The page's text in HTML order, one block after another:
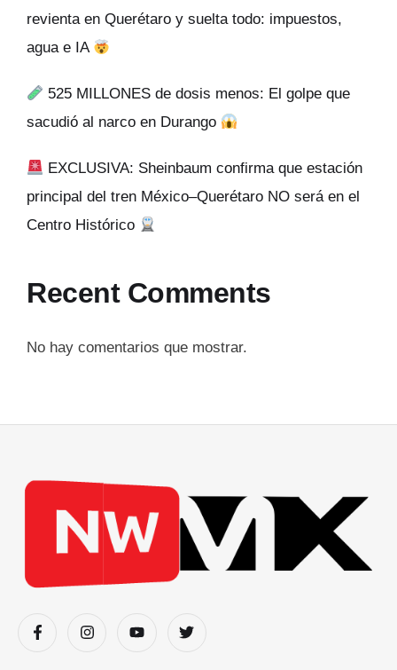
revienta en Querétaro y suelta todo: impuestos,
agua e IA
525 MILLONES de dosis menos: El golpe que
sacudió al narco en Durango
EXCLUSIVA: Sheinbaum confirma que estación
principal del tren México–Querétaro NO será en el
Centro Histórico
Recent Comments
No hay comentarios que mostrar.